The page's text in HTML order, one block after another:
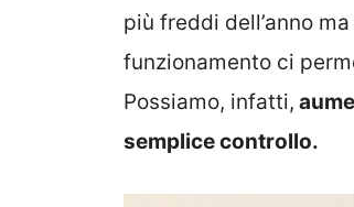
più freddi dell’anno ma
funzionamento ci
Possiamo, infatti,
semplice controllo.